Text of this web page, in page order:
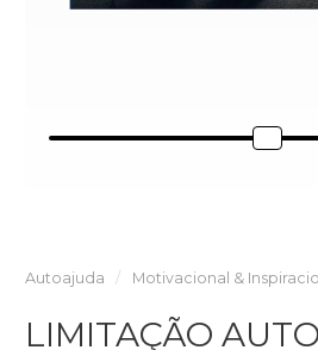
Autoajuda Motivacional &
LIMITAÇÃO